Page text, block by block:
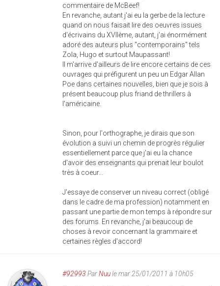
commentaire de McBeef!
En revanche, autant j'ai eu la gerbe de la lecture
quand on nous faisait lire des oeuvres issues
d'écrivains du XVIIème, autant, j'ai énormément
adoré des auteurs plus "contemporains" tels
Zola, Hugo et surtout Maupassant!
Il m'arrive d'ailleurs de lire encore certains de ces
ouvrages qui préfigurent un peu un Edgar Allan
Poe dans certaines nouvelles, bien que je sois à
présent beaucoup plus friand de thrillers à
l'américaine.
Sinon, pour l'orthographe, je dirais que son
évolution a suivi un chemin de progrès régulier
essentiellement parce que j'ai eu la chance
d'avoir des enseignants qui prenait leur boulot
très à coeur...
J'essaye de conserver un niveau correct (obligé
dans le cadre de ma profession) notamment en
passant une partie de mon temps à répondre sur
des forums. En revanche, j'ai beaucoup de
choses à revoir concernant la grammaire et
certaines règles d'accord!
#92993 ParNuule mar 25/01/2011 à 10h05